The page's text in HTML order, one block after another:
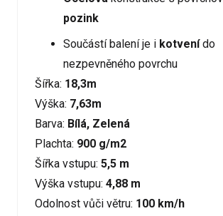
pozink
Součástí balení je i kotvenído
nezpevněného povrchu
Šířka: 18,3m
Výška: 7,63m
Barva: Bílá, Zelená
Plachta: 900 g/m2
Šířka vstupu: 5,5 m
Výška vstupu: 4,88 m
Odolnost vůči větru: 100 km/h